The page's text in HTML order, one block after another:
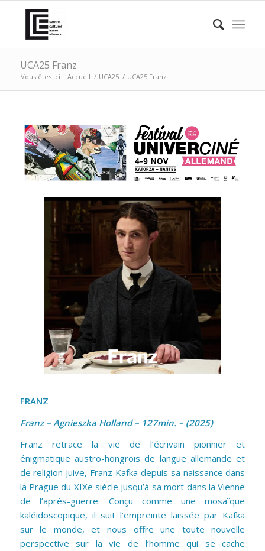
UCA25 Franz
Vous êtes ici : Accueil / UCA25 / UCA25 Franz
FRANZ
Franz – Agnieszka Holland – 127min. – (2025)
Franz retrace la vie de l’écrivain pionnier et
énigmatique austro-hongrois de langue allemande et
de religion juive, Franz Kafka depuis sa naissance dans
la Prague du XIXe siècle jusqu’à sa mort dans la Vienne
de l’après-guerre. Conçu comme une mosaïque
kaléidoscopique, il suit l’empreinte laissée par Kafka
sur le monde, et nous offre une toute nouvelle
perspective sur la vie de l’homme qui se cache